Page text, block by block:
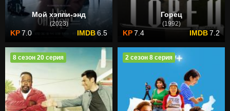
Мой хэппи-энд
(2023)
7.0 6.5
Горец
(1992)
7.4 7.2
8 сезон 20 серия 2 сезон 8 серия